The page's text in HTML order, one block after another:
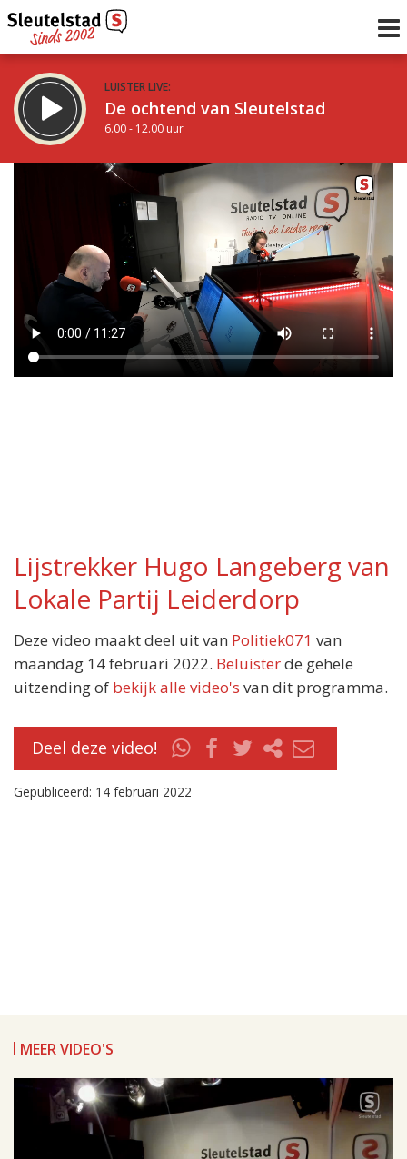
LUISTER LIVE:
De ochtend van Sleutelstad
6.00 - 12.00 uur
De middag van Sleutelstad
uur 1 van 0 Volgend uur
Inklappen
Lijstrekker Hugo Langeberg van
Lokale Partij Leiderdorp
Deze video maakt deel uit van Politiek071 van
maandag 14 februari 2022. Beluisterde gehele
uitzending of bekijk alle video's van dit programma.
Deel deze video!
Gepubliceerd: 14 februari 2022
MEER VIDEO'S